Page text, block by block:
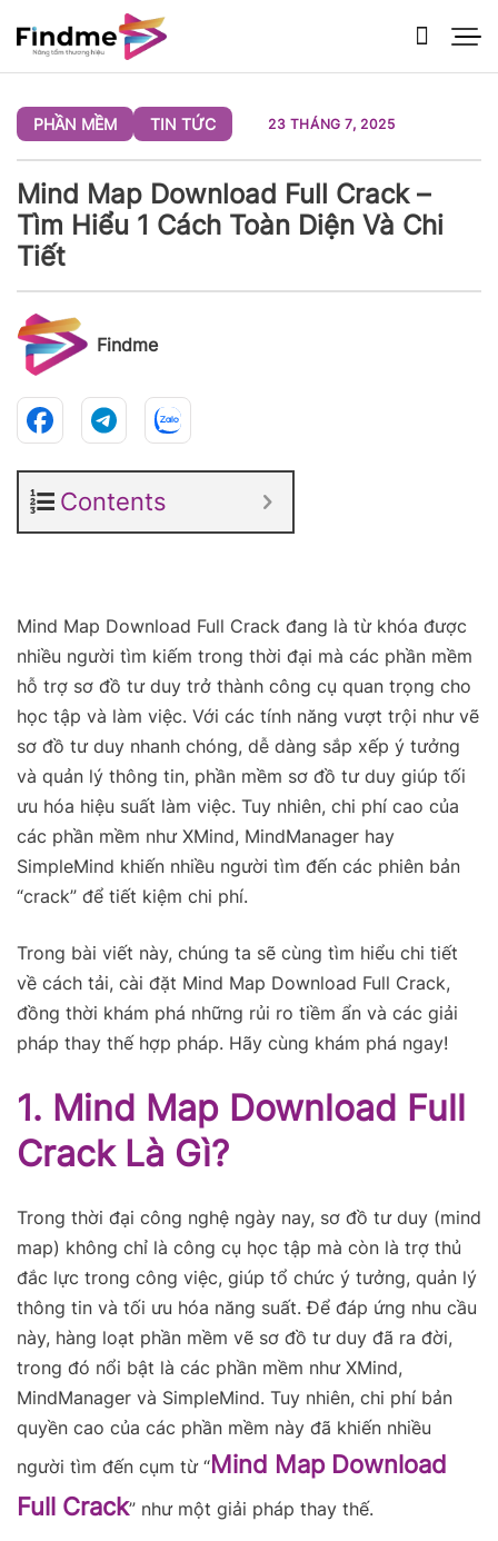
qua
nội
PHẦN MỀM TIN TỨC 23 THÁNG 7, 2025
Mind Map Download Full Crack –
Tìm Hiểu 1 Cách Toàn Diện Và Chi
Tiết
Findme
Contents
Mind Map Download Full Crack đang là từ khóa được
nhiều người tìm kiếm trong thời đại mà các phần mềm
hỗ trợ sơ đồ tư duy trở thành công cụ quan trọng cho
học tập và làm việc. Với các tính năng vượt trội như vẽ
sơ đồ tư duy nhanh chóng, dễ dàng sắp xếp ý tưởng
và quản lý thông tin, phần mềm sơ đồ tư duy giúp tối
ưu hóa hiệu suất làm việc. Tuy nhiên, chi phí cao của
các phần mềm như XMind, MindManager hay
SimpleMind khiến nhiều người tìm đến các phiên bản
“crack” để tiết kiệm chi phí.
Trong bài viết này, chúng ta sẽ cùng tìm hiểu chi tiết
về cách tải, cài đặt Mind Map Download Full Crack,
đồng thời khám phá những rủi ro tiềm ẩn và các giải
pháp thay thế hợp pháp. Hãy cùng khám phá ngay!
1. Mind Map Download Full
Crack Là Gì?
Trong thời đại công nghệ ngày nay, sơ đồ tư duy (mind
map) không chỉ là công cụ học tập mà còn là trợ thủ
đắc lực trong công việc, giúp tổ chức ý tưởng, quản lý
thông tin và tối ưu hóa năng suất. Để đáp ứng nhu cầu
này, hàng loạt phần mềm vẽ sơ đồ tư duy đã ra đời,
trong đó nổi bật là các phần mềm như XMind,
MindManager và SimpleMind. Tuy nhiên, chi phí bản
quyền cao của các phần mềm này đã khiến nhiều
người tìm đến cụm từ “Mind Map Download
Full Crack” như một giải pháp thay thế.